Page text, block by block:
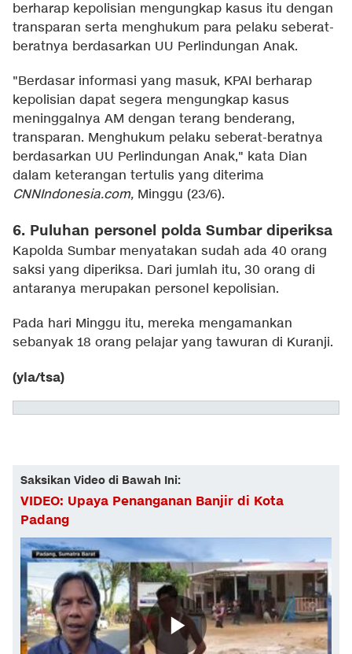
berharap kepolisian mengungkap kasus itu dengan
transparan serta menghukum para pelaku seberat-
beratnya berdasarkan UU Perlindungan Anak.
"Berdasar informasi yang masuk, KPAI berharap
kepolisian dapat segera mengungkap kasus
meninggalnya AM dengan terang benderang,
transparan. Menghukum pelaku seberat-beratnya
berdasarkan UU Perlindungan Anak," kata Dian
dalam keterangan tertulis yang diterima
CNNIndonesia.com, Minggu (23/6).
6. Puluhan personel polda Sumbar diperiksa
Kapolda Sumbar menyatakan sudah ada 40 orang
saksi yang diperiksa. Dari jumlah itu, 30 orang di
antaranya merupakan personel kepolisian.
Pada hari Minggu itu, mereka mengamankan
sebanyak 18 orang pelajar yang tawuran di Kuranji.
(yla/tsa)
Saksikan Video di Bawah Ini:
VIDEO: Upaya Penanganan Banjir di Kota
Padang